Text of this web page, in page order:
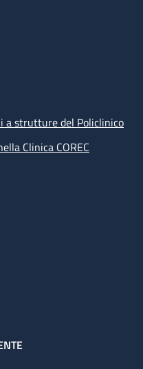
a strutture del Policlinico
Clinica COREC